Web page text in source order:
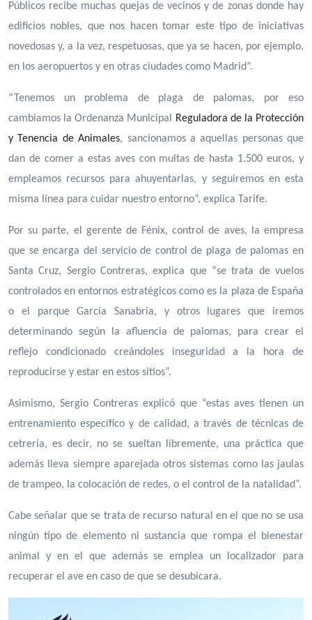
Públicos recibe muchas quejas de vecinos y de zonas donde hay
edificios nobles, que nos hacen tomar este tipo de iniciativas
novedosas y, a la vez, respetuosas, que ya se hacen, por ejemplo,
en los aeropuertos y en otras ciudades como Madrid”.
“Tenemos un problema de plaga de palomas, por eso
cambiamos la Ordenanza Municipal
Reguladora de la Protección
y Tenencia de Animales, sancionamos a aquellas personas que
dan de comer a estas aves con multas de hasta 1.500 euros, y
empleamos recursos para ahuyentarlas, y seguiremos en esta
misma línea para cuidar nuestro entorno”, explica Tarife.
Por su parte, el gerente de Fénix, control de aves, la empresa
que se encarga del servicio de control de plaga de palomas en
Santa Cruz, Sergio Contreras, explica que “se trata de vuelos
controlados en entornos estratégicos como es la plaza de España
o el parque García Sanabria, y otros lugares que iremos
determinando según la afluencia de palomas, para crear el
reflejo condicionado creándoles inseguridad a la hora de
reproducirse y estar en estos sitios”.
Asimismo, Sergio Contreras explicó que “estas aves tienen un
entrenamiento específico y de calidad, a través de técnicas de
cetrería, es decir, no se sueltan libremente, una práctica que
además lleva siempre aparejada otros sistemas como las jaulas
de trampeo, la colocación de redes, o el control de la natalidad”.
Cabe señalar que se trata de recurso natural en el que no se usa
ningún tipo de elemento ni sustancia que rompa el bienestar
animal y en el que además se emplea un localizador para
recuperar el ave en caso de que se desubicara.